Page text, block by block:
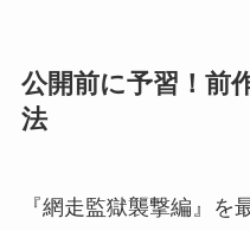
公開前に予習！前
法
『網走監獄襲撃編』を